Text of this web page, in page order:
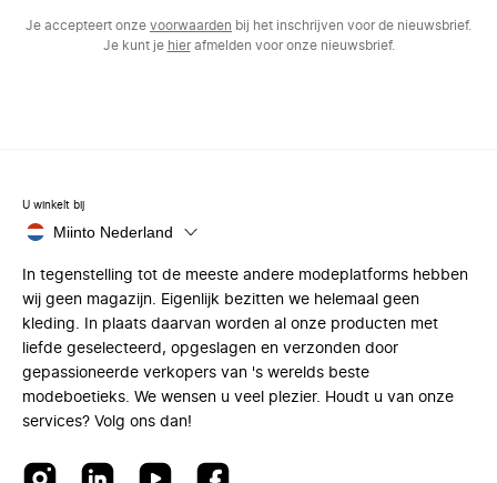
Je accepteert onze voorwaarden bij het inschrijven voor de nieuwsbrief.
Je kunt je hierafmelden voor onze nieuwsbrief.
U winkelt bij
Miinto Nederland
In tegenstelling tot de meeste andere modeplatforms hebben
wij geen magazijn. Eigenlijk bezitten we helemaal geen
kleding. In plaats daarvan worden al onze producten met
liefde geselecteerd, opgeslagen en verzonden door
gepassioneerde verkopers van 's werelds beste
modeboetieks. We wensen u veel plezier. Houdt u van onze
services? Volg ons dan!